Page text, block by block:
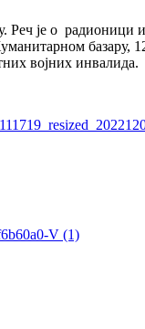
Реч је о радионици
базару,
војних инвалида.